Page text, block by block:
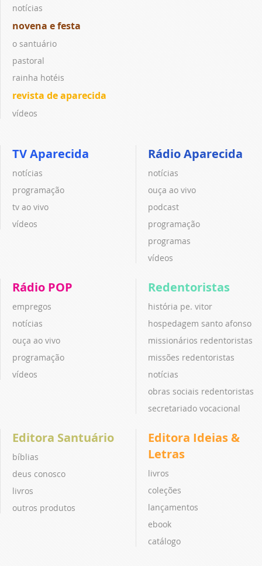
notícias
novena e festa
o santuário
pastoral
rainha hotéis
revista de aparecida
vídeos
TV Aparecida
notícias
programação
tv ao vivo
vídeos
Rádio Aparecida
notícias
ouça ao vivo
podcast
programação
programas
vídeos
Rádio POP
empregos
notícias
ouça ao vivo
programação
vídeos
Redentoristas
história pe. vitor
hospedagem santo afonso
missionários redentoristas
missões redentoristas
notícias
obras sociais redentoristas
secretariado vocacional
Editora Santuário
bíblias
deus conosco
livros
outros produtos
Editora Ideias &
Letras
livros
coleções
lançamentos
ebook
catálogo